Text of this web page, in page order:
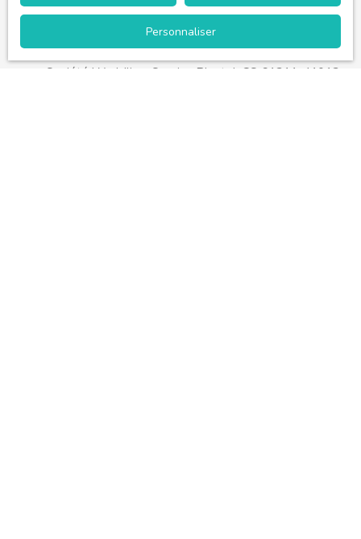
consommation, sur le site Internet
www.bloctel.gouv.fr ou par courrier adressé à :
Société Worldline, Service Bloctel, CS 61311, 41013
Personnaliser